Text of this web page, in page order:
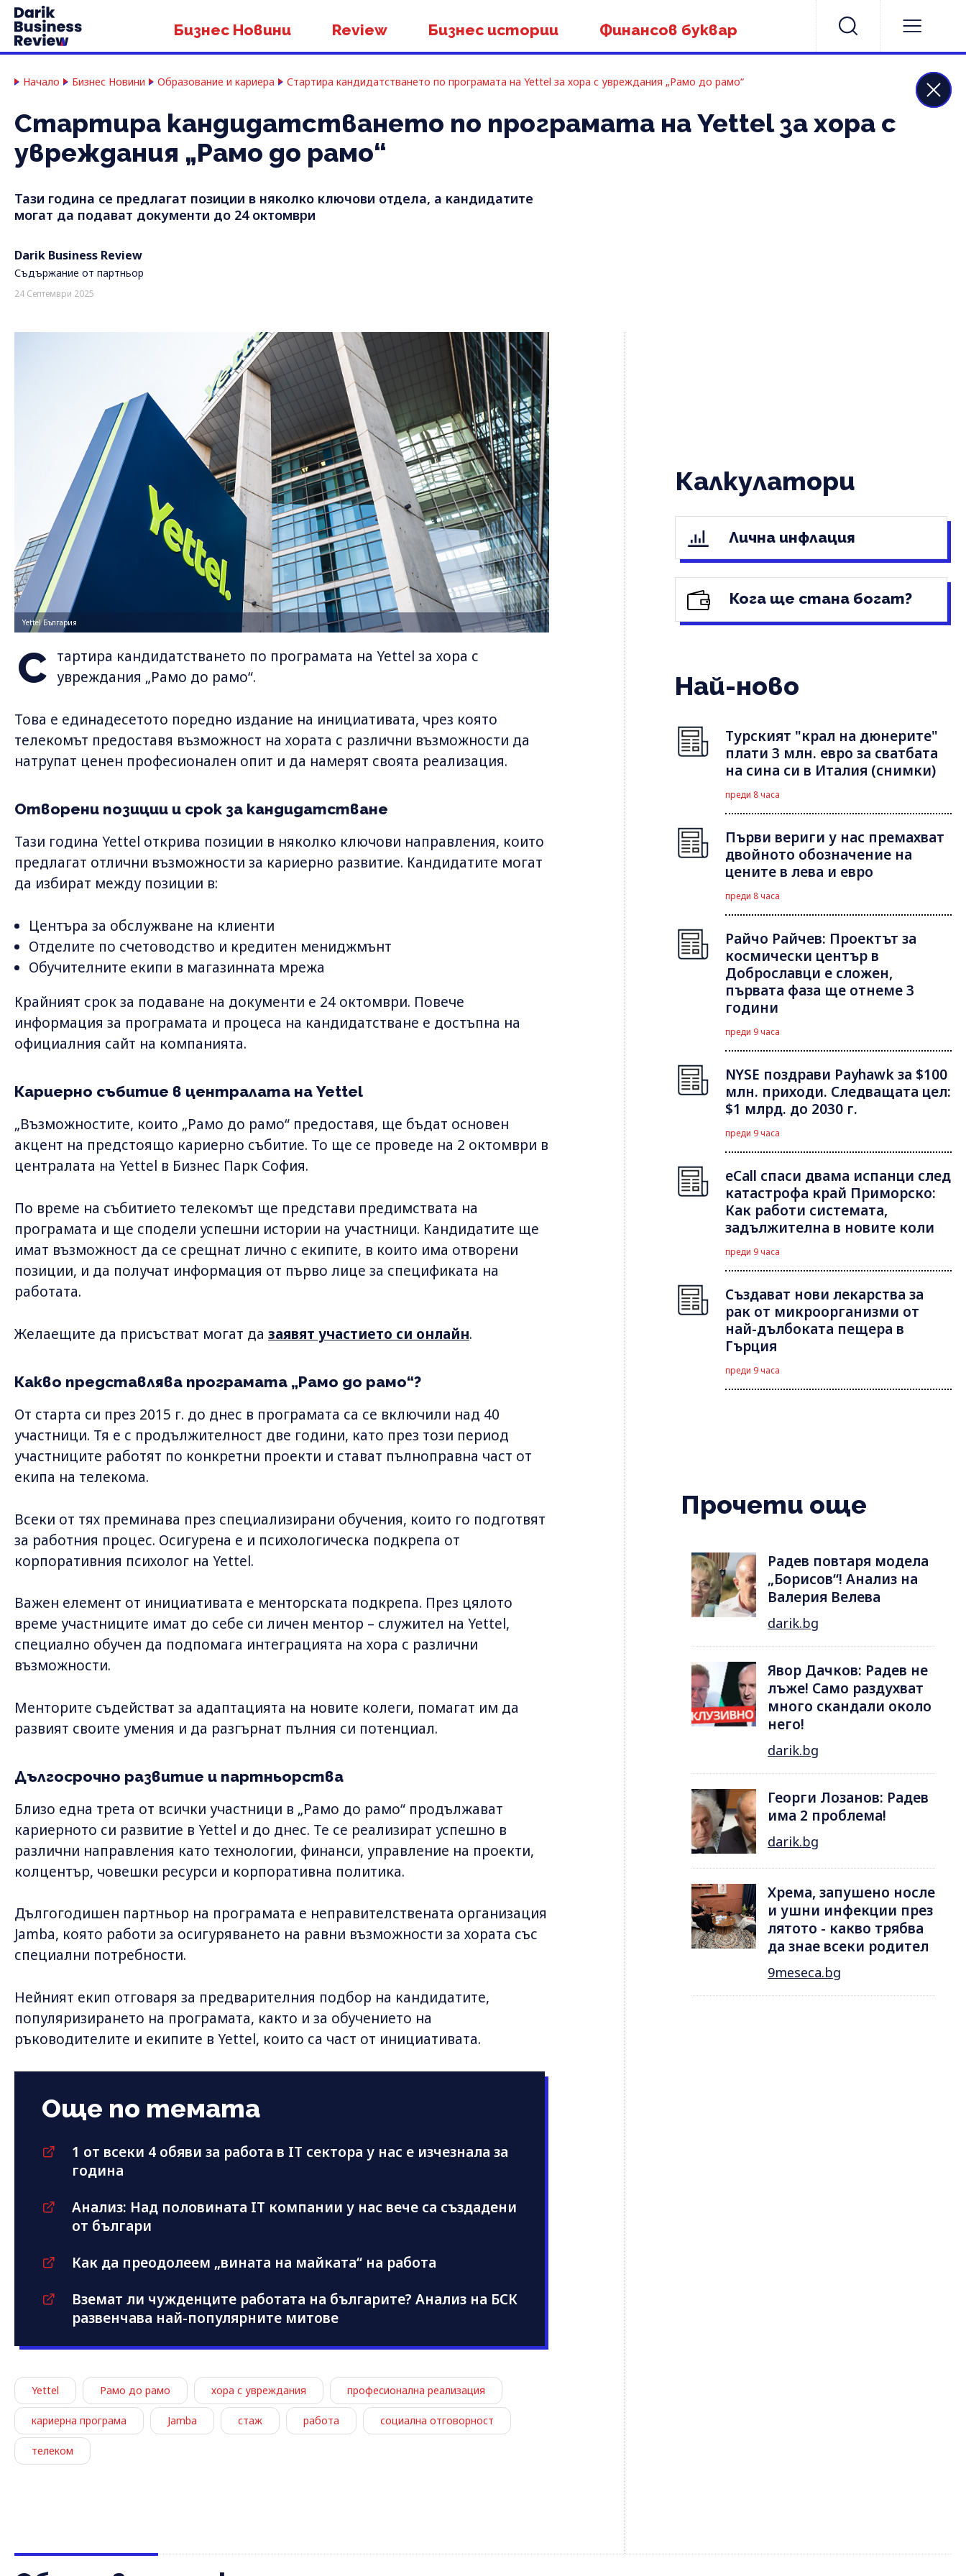
Бизнес Новини Review Бизнес истории Финансов буквар
Начало Бизнес Новини Образование и кариера Стартира кандидатстването по програмата на Yettel за хора с увреждания „Рамо до рамо“
Стартира кандидатстването по програмата на Yettel за хора с
увреждания „Рамо до рамо“
Тази година се предлагат позиции в няколко ключови отдела, а кандидатите
могат да подават документи до 24 октомври
Darik Business Review
Съдържание от партньор
24 Септември 2025
Yettel България
С тартира кандидатстването по програмата на Yettel за хора с
увреждания „Рамо до рамо“.
Това е единадесетото поредно издание на инициативата, чрез която
телекомът предоставя възможност на хората с различни възможности да
натрупат ценен професионален опит и да намерят своята реализация.
Отворени позиции и срок за кандидатстване
Тази година Yettel открива позиции в няколко ключови направления, които
предлагат отлични възможности за кариерно развитие. Кандидатите могат
да избират между позиции в:
Центъра за обслужване на клиенти
Отделите по счетоводство и кредитен мениджмънт
Обучителните екипи в магазинната мрежа
Крайният срок за подаване на документи е 24 октомври. Повече
информация за програмата и процеса на кандидатстване е достъпна на
официалния сайт на компанията.
Кариерно събитие в централата на Yettel
„Възможностите, които „Рамо до рамо“ предоставя, ще бъдат основен
акцент на предстоящо кариерно събитие. То ще се проведе на 2 октомври в
централата на Yettel в Бизнес Парк София.
По време на събитието телекомът ще представи предимствата на
програмата и ще сподели успешни истории на участници. Кандидатите ще
имат възможност да се срещнат лично с екипите, в които има отворени
позиции, и да получат информация от първо лице за спецификата на
работата.
Желаещите да присъстват могат да заявят участието си онлайн.
Какво представлява програмата „Рамо до рамо“?
От старта си през 2015 г. до днес в програмата са се включили над 40
участници. Тя е с продължителност две години, като през този период
участниците работят по конкретни проекти и стават пълноправна част от
екипа на телекома.
Всеки от тях преминава през специализирани обучения, които го подготвят
за работния процес. Осигурена е и психологическа подкрепа от
корпоративния психолог на Yettel.
Важен елемент от инициативата е менторската подкрепа. През цялото
време участниците имат до себе си личен ментор – служител на Yettel,
специално обучен да подпомага интеграцията на хора с различни
възможности.
Менторите съдействат за адаптацията на новите колеги, помагат им да
развият своите умения и да разгърнат пълния си потенциал.
Дългосрочно развитие и партньорства
Близо една трета от всички участници в „Рамо до рамо“ продължават
кариерното си развитие в Yettel и до днес. Те се реализират успешно в
различни направления като технологии, финанси, управление на проекти,
колцентър, човешки ресурси и корпоративна политика.
Дългогодишен партньор на програмата е неправителствената организация
Jamba, която работи за осигуряването на равни възможности за хората със
специални потребности.
Нейният екип отговаря за предварителния подбор на кандидатите,
популяризирането на програмата, както и за обучението на
ръководителите и екипите в Yettel, които са част от инициативата.
Още по темата
1 от всеки 4 обяви за работа в IT сектора у нас е изчезнала за
година
Анализ: Над половината IT компании у нас вече са създадени
от българи
Как да преодолеем „вината на майката“ на работа
Вземат ли чужденците работата на българите? Анализ на БСК
развенчава най-популярните митове
Yettel Рамо до рамо хора с увреждания професионална реализация
кариерна програма Jamba стаж работа социална отговорност
телеком
Калкулатори
Лична инфлация
Кога ще стана богат?
Най-ново
Турският "крал на дюнерите"
плати 3 млн. евро за сватбата
на сина си в Италия (снимки)
преди 8 часа
Първи вериги у нас премахват
двойното обозначение на
цените в лева и евро
преди 8 часа
Райчо Райчев: Проектът за
космически център в
Доброславци е сложен,
първата фаза ще отнеме 3
години
преди 9 часа
NYSE поздрави Payhawk за $100
млн. приходи. Следващата цел:
$1 млрд. до 2030 г.
преди 9 часа
eCall спаси двама испанци след
катастрофа край Приморско:
Как работи системата,
задължителна в новите коли
преди 9 часа
Създават нови лекарства за
рак от микроорганизми от
най-дълбоката пещера в
Гърция
преди 9 часа
Прочети още
Радев повтаря модела
„Борисов“! Анализ на
Валерия Велева
darik.bg
Явор Дачков: Радев не
лъже! Само раздухват
много скандали около
него!
darik.bg
Георги Лозанов: Радев
има 2 проблема!
darik.bg
Хрема, запушено носле
и ушни инфекции през
лятотo - какво трябва
да знае всеки родител
9meseca.bg